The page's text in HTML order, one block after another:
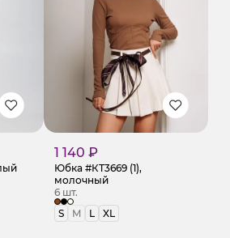
1 140 ₽
Юбка #КТ3669 (1),
молочный
6 шт.
S
M L XL